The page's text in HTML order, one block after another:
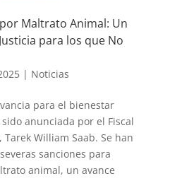
Maltrato Animal: Un
para los que No
| Noticias
para el bienestar
anunciada por el Fiscal
William Saab. Se han
sanciones para
animal, un avance